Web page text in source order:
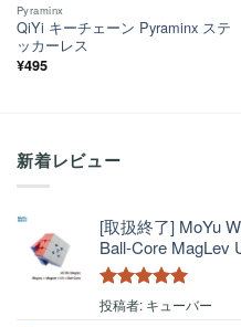
Pyraminx
QiYi キーチェーン Pyraminx ステ
ッカーレス
¥495
新着レビュー
[取扱終了] MoYu
Ball-Core MagLev
5段階中 5 の
投稿者: キューバー